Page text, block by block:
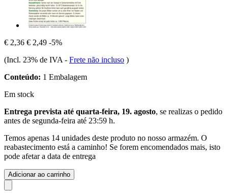
€ 2,36 € 2,49 -5%
(Incl. 23% de IVA - Frete não incluso )
Conteúdo: 1 Embalagem
Em stock
Entrega prevista até quarta-feira, 19. agosto, se realizas o pedido
antes de segunda-feira até 23:59 h.
Temos apenas 14 unidades deste produto no nosso armazém. O
reabastecimento está a caminho! Se forem encomendados mais, isto
pode afetar a data de entrega
Adicionar ao carrinho